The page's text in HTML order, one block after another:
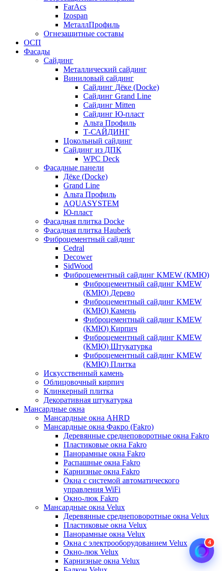
FarAcs
Izospan
МеталлПрофиль
Огнезащитные составы
ОСП
Фасады
Сайдинг
Металлический сайдинг
Виниловый сайдинг
Сайдинг Дёке (Docke)
Сайдинг Grand Line
Сайдинг Mitten
Сайдинг Ю-пласт
Альта Профиль
Т-САЙДИНГ
Цокольный сайдинг
Сайдинг из ДПК
WPC Deck
Фасадные панели
Дёке (Docke)
Grand Line
Альта Профиль
AQUASYSTEM
Ю-пласт
Фасадная плитка Docke
Фасадная плитка Hauberk
Фиброцементный сайдинг
Cedral
Decower
SidWood
Фиброцементный сайдинг KMEW (КМЮ)
Фиброцементный сайдинг KMEW
(КМЮ) Дерево
Фиброцементный сайдинг KMEW
(КМЮ) Камень
Фиброцементный сайдинг KMEW
(КМЮ) Кирпич
Фиброцементный сайдинг KMEW
(КМЮ) Штукатурка
Фиброцементный сайдинг KMEW
(КМЮ) Плитка
Искусственный камень
Облицовочный кирпич
Клинкерный плитка
Декоративная штукатурка
Мансардные окна
Мансардные окна AHRD
Мансардные окна Факро (Fakro)
Деревянные среднеповоротные окна Fakro
Пластиковые окна Fakro
Панорамные окна Fakro
Распашные окна Fakro
Карнизные окна Fakro
Окна с системой автоматического
управления WiFi
Окно-люк Fakro
Мансардные окна Velux
Деревянные среднеповоротные окна Velux
Пластиковые окна Velux
Панорамные окна Velux
Окна с электрооборудованием Velux
Окно-люк Velux
Карнизные окна Velux
4